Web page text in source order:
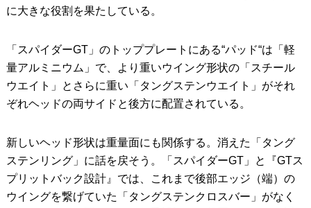
に大きな役割を果たしている。
「スパイダーGT」のトッププレートにある“パッド“は「軽
量アルミニウム」で、より重いウイング形状の「スチール
ウエイト」とさらに重い「タングステンウエイト」がそれ
ぞれヘッドの両サイドと後方に配置されている。
新しいヘッド形状は重量面にも関係する。消えた「タング
ステンリング」に話を戻そう。「スパイダーGT」と『GTス
プリットバック設計』では、これまで後部エッジ（端）の
ウイングを繋げていた「タングステンクロスバー」がなく